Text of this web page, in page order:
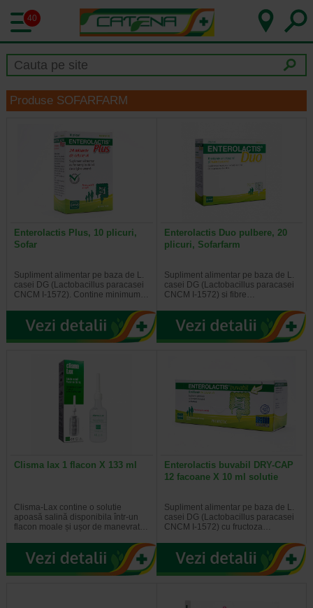
40
Produse SOFARFARM
Enterolactis Plus, 10 plicuri,
Sofar
Supliment alimentar pe baza de L.
casei DG (Lactobacillus paracasei
CNCM I-1572). Contine minimum…
Enterolactis Duo pulbere, 20
plicuri, Sofarfarm
Supliment alimentar pe baza de L.
casei DG (Lactobacillus paracasei
CNCM I-1572) si fibre…
Clisma lax 1 flacon X 133 ml
Clisma-Lax contine o solutie
apoasă salină disponibila într-un
flacon moale și ușor de manevrat…
Enterolactis buvabil DRY-CAP
12 facoane X 10 ml solutie
Supliment alimentar pe baza de L.
casei DG (Lactobacillus paracasei
CNCM I-1572) cu fructoza…